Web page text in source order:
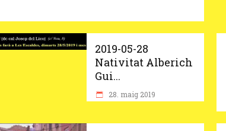
2019-05-28
Nativitat Alberich
Gui...
28. maig 2019